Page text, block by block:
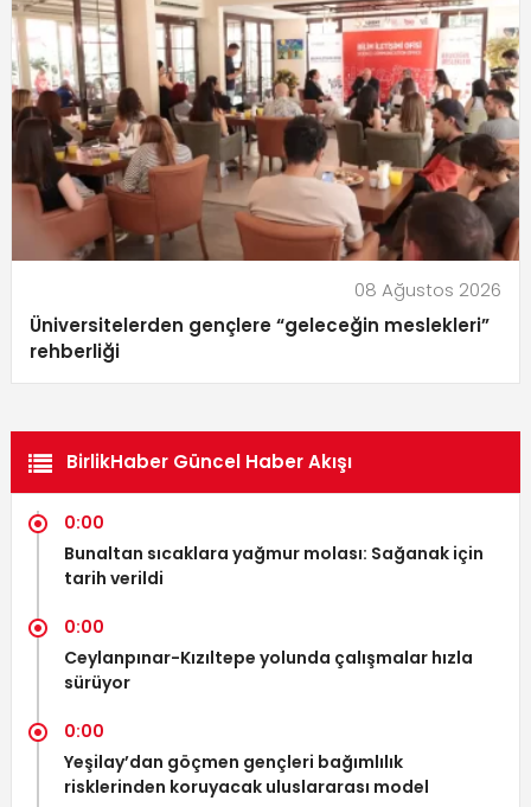
08 Ağustos 2026
Üniversitelerden gençlere “geleceğin meslekleri”
rehberliği
BirlikHaber Güncel Haber Akışı
0:00
Bunaltan sıcaklara yağmur molası: Sağanak için
tarih verildi
0:00
Ceylanpınar-Kızıltepe yolunda çalışmalar hızla
sürüyor
0:00
Yeşilay’dan göçmen gençleri bağımlılık
risklerinden koruyacak uluslararası model